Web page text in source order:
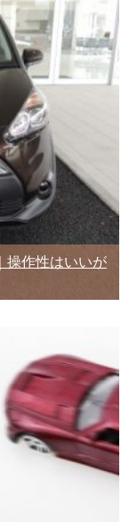
操作性はいいが